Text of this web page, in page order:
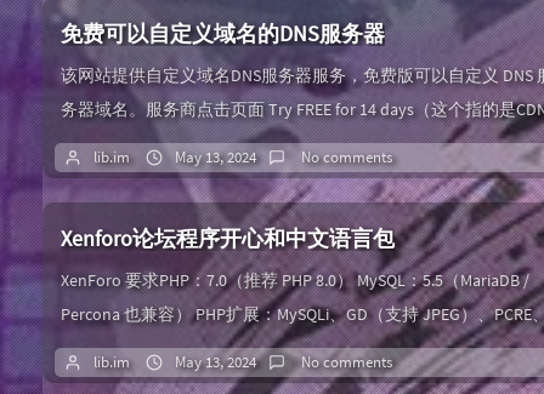
免费可以自定义域名的DNS服务器
该网站提供自定义域名DNS服务器服务，免费版可以自定义 DNS
务器域名。服务商点击页面 Try FREE for 14 days（这个指的是
免费14天试用，DNS解析有长久免费解析量，看最后一个图），
入邮箱密码注册一个账号，去邮箱验证链接。验证邮箱后需要在
Billing 点击 Update Billing Information，输入些注册信息。再在
Billing 中点击 E...
lib.im May 13, 2024 No comments
Xenforo论坛程序开心和中文语言包
XenForo 要求PHP：7.0（推荐 PHP 8.0） MySQL：5.5（MariaDB /
Percona 也兼容） PHP扩展：MySQLi、GD（支持 JPEG）、PCRE
cURL、SPL、SimpleXML、DOM、JSON、iconv、ctype不得禁用常
用 PHP 功能下载：
lib.im May 13, 2024 No comments